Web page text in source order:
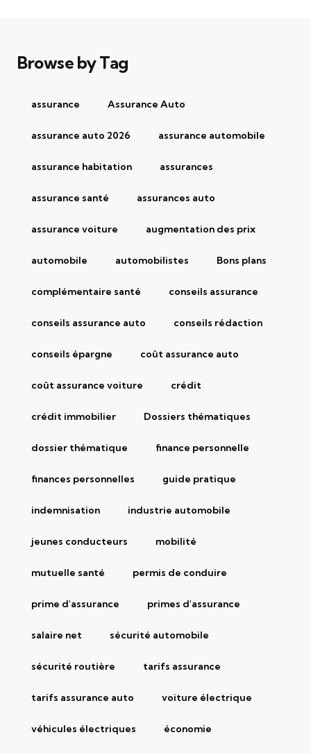
Browse by Tag
assurance Assurance Auto
assurance auto 2026 assurance automobile
assurance habitation assurances
assurance santé assurances auto
assurance voiture augmentation des prix
automobile automobilistes Bons plans
complémentaire santé conseils assurance
conseils assurance auto conseils rédaction
conseils épargne coût assurance auto
coût assurance voiture crédit
crédit immobilier Dossiers thématiques
dossier thématique finance personnelle
finances personnelles guide pratique
indemnisation industrie automobile
jeunes conducteurs mobilité
mutuelle santé permis de conduire
prime d'assurance primes d'assurance
salaire net sécurité automobile
sécurité routière tarifs assurance
tarifs assurance auto voiture électrique
véhicules électriques économie